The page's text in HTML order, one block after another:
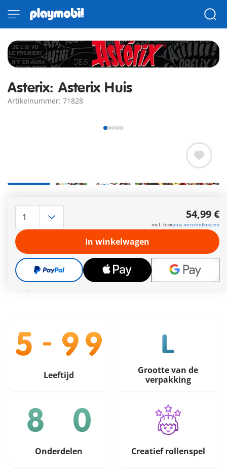
Asterix: Asterix Huis
Artikelnummer: 71828
bereiden is voor zijn vriend Obelix, terwijl Panoramix zijn
toverdrank brouwt om de voorraad op peil te houden voor
hun volgende spannende avontuur.
Meer informatie
Gratis verzending vanaf €40
54,99 €
54,99 €
incl. btwplus verzendkosten
In winkelwagen
Leeftijd
Grootte van de
verpakking
Onderdelen Creatief rollenspel